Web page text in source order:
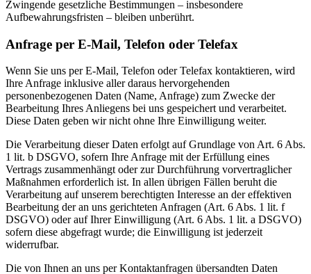
Zwingende gesetzliche Bestimmungen – insbesondere
Aufbewahrungsfristen – bleiben unberührt.
Anfrage per E-Mail, Telefon oder Telefax
Wenn Sie uns per E-Mail, Telefon oder Telefax kontaktieren, wird
Ihre Anfrage inklusive aller daraus hervorgehenden
personenbezogenen Daten (Name, Anfrage) zum Zwecke der
Bearbeitung Ihres Anliegens bei uns gespeichert und verarbeitet.
Diese Daten geben wir nicht ohne Ihre Einwilligung weiter.
Die Verarbeitung dieser Daten erfolgt auf Grundlage von Art. 6 Abs.
1 lit. b DSGVO, sofern Ihre Anfrage mit der Erfüllung eines
Vertrags zusammenhängt oder zur Durchführung vorvertraglicher
Maßnahmen erforderlich ist. In allen übrigen Fällen beruht die
Verarbeitung auf unserem berechtigten Interesse an der effektiven
Bearbeitung der an uns gerichteten Anfragen (Art. 6 Abs. 1 lit. f
DSGVO) oder auf Ihrer Einwilligung (Art. 6 Abs. 1 lit. a DSGVO)
sofern diese abgefragt wurde; die Einwilligung ist jederzeit
widerrufbar.
Die von Ihnen an uns per Kontaktanfragen übersandten Daten